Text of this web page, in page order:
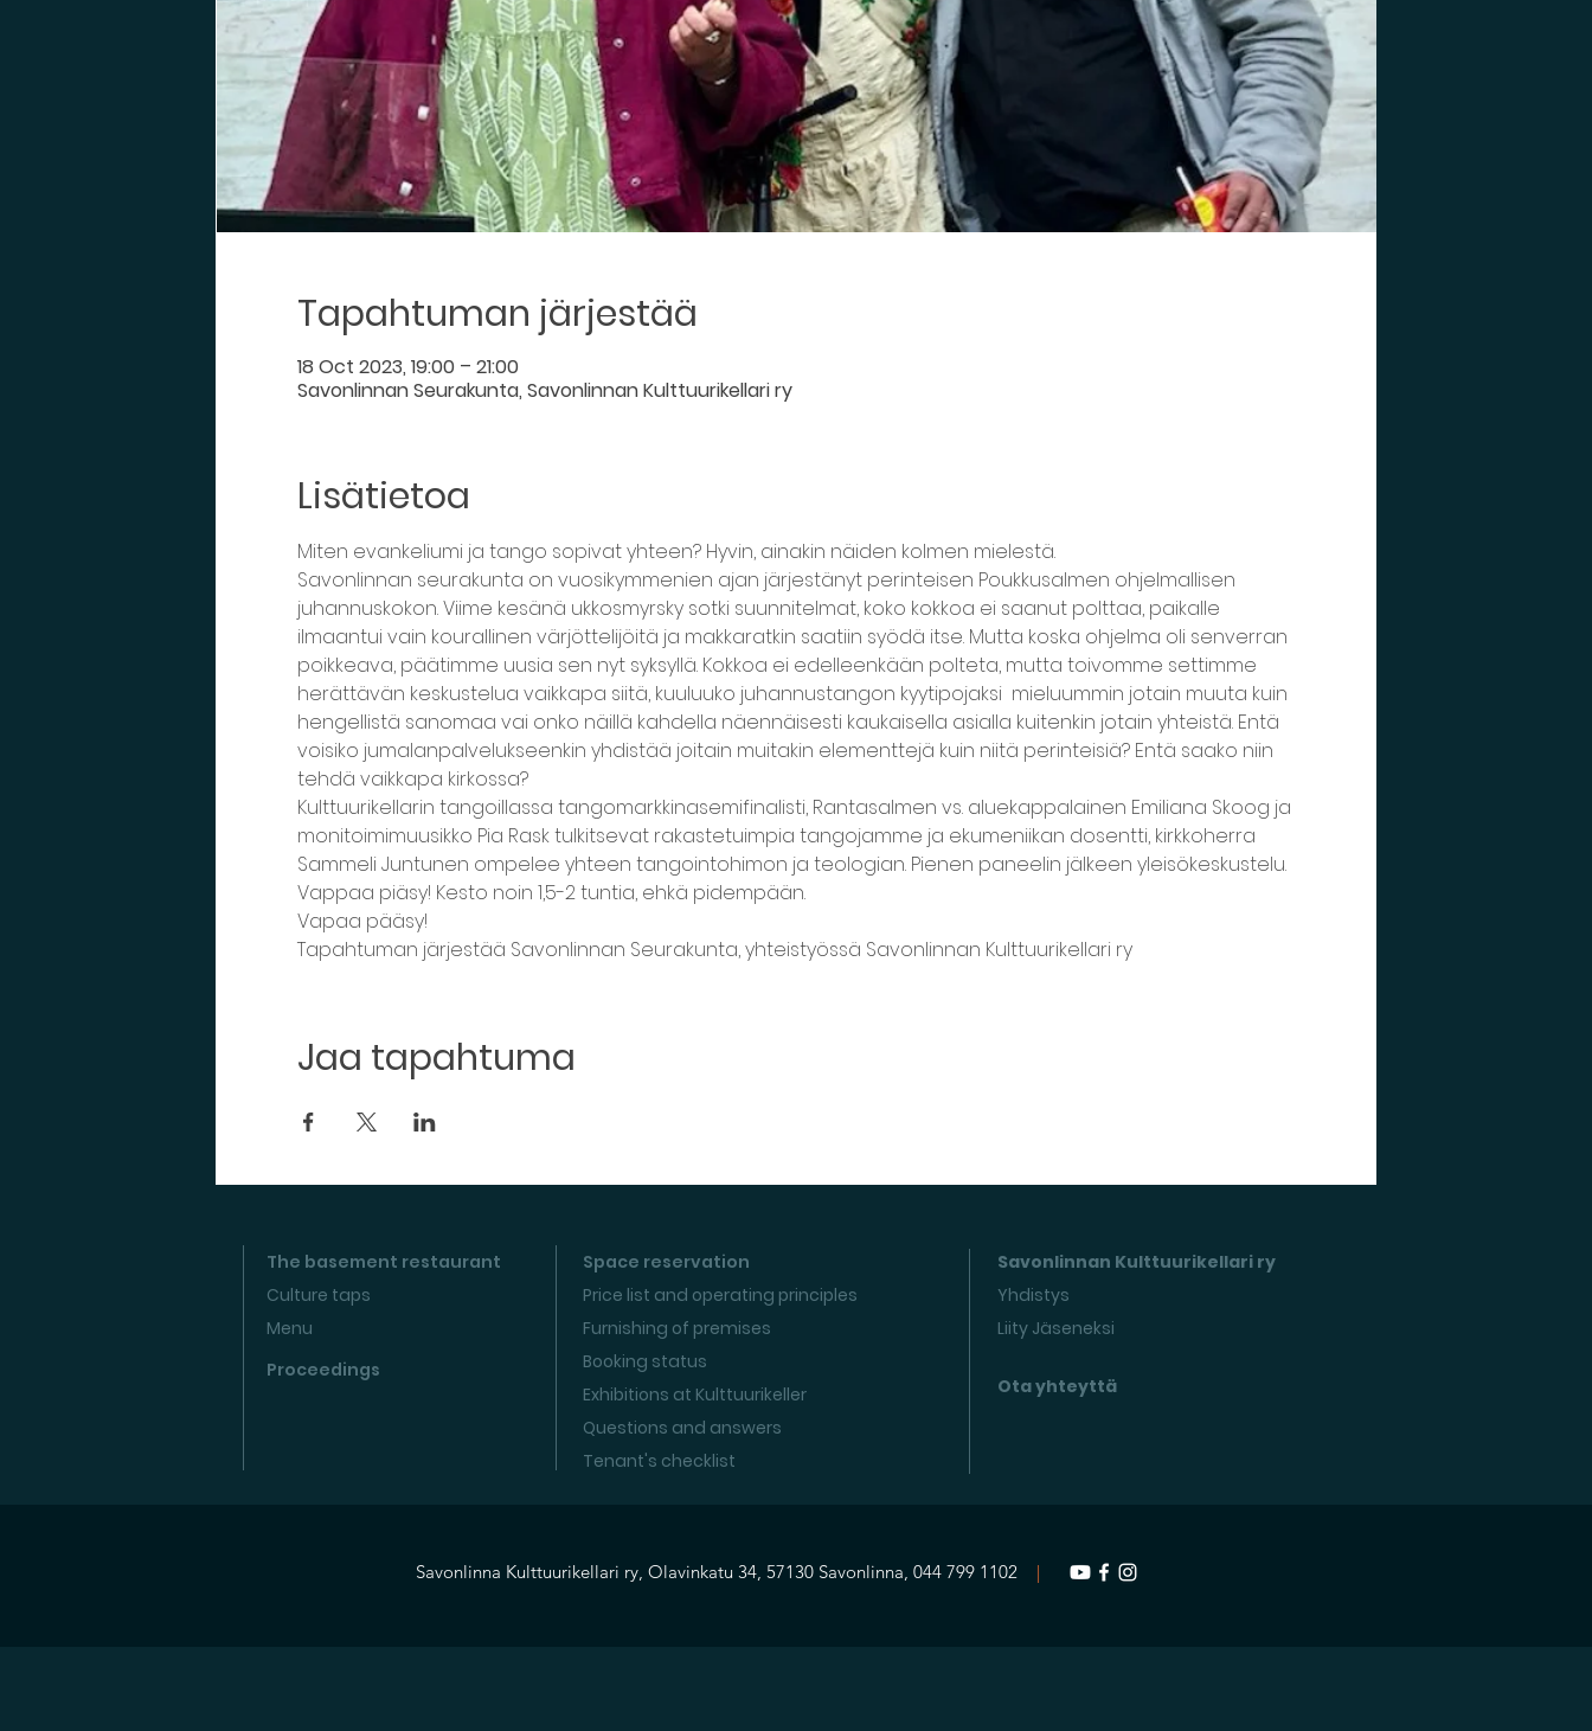
Tapahtuman järjestää
18 Oct 2023, 19:00 – 21:00
Savonlinnan Seurakunta, Savonlinnan Kulttuurikellari ry
Lisätietoa
Miten evankeliumi ja tango sopivat yhteen? Hyvin, ainakin näiden kolmen mielestä.
Savonlinnan seurakunta on vuosikymmenien ajan järjestänyt perinteisen Poukkusalmen ohjelmallisen
juhannuskokon. Viime kesänä ukkosmyrsky sotki suunnitelmat, koko kokkoa ei saanut polttaa, paikalle
ilmaantui vain kourallinen värjöttelijöitä ja makkaratkin saatiin syödä itse. Mutta koska ohjelma oli senverran
poikkeava, päätimme uusia sen nyt syksyllä. Kokkoa ei edelleenkään polteta, mutta toivomme settimme
herättävän keskustelua vaikkapa siitä, kuuluuko juhannustangon kyytipojaksi  mieluummin jotain muuta kuin
hengellistä sanomaa vai onko näillä kahdella näennäisesti kaukaisella asialla kuitenkin jotain yhteistä. Entä
voisiko jumalanpalvelukseenkin yhdistää joitain muitakin elementtejä kuin niitä perinteisiä? Entä saako niin
tehdä vaikkapa kirkossa?
Kulttuurikellarin tangoillassa tangomarkkinasemifinalisti, Rantasalmen vs. aluekappalainen Emiliana Skoog ja
monitoimimuusikko Pia Rask tulkitsevat rakastetuimpia tangojamme ja ekumeniikan dosentti, kirkkoherra
Sammeli Juntunen ompelee yhteen tangointohimon ja teologian. Pienen paneelin jälkeen yleisökeskustelu.
Vappaa piäsy! Kesto noin 1,5-2 tuntia, ehkä pidempään.
Vapaa pääsy!
Tapahtuman järjestää Savonlinnan Seurakunta, yhteistyössä Savonlinnan Kulttuurikellari ry
Jaa tapahtuma
The basement restaurant
Culture taps
Menu
Proceedings
Space reservation
Price list and operating principles
Furnishing of premises
Booking status
Exhibitions at Kulttuurikeller
Questions and answers
Tenant's checklist
Savonlinnan Kulttuurikellari ry
Yhdistys
Liity Jäseneksi
Ota yhteyttä
Savonlinna Kulttuurikellari ry, Olavinkatu 34, 57130 Savonlinna, 044 799 1102 |